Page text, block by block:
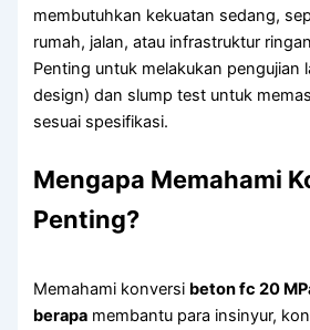
membutuhkan kekuatan sedang,
rumah, jalan, atau infrastruktur
Penting untuk melakukan pengujian
design) dan slump test untuk
sesuai spesifikasi.
Mengapa Memahami
Penting?
Memahami konversi beton fc 20
berapa membantu para insinyur,